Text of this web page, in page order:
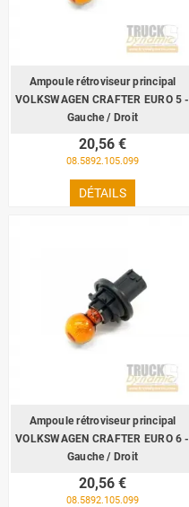
Ampoule rétroviseur principal
VOLKSWAGEN CRAFTER EURO 5 -
Gauche / Droit
20,56 €
08.5892.105.099
DÉTAILS
Ampoule rétroviseur principal
VOLKSWAGEN CRAFTER EURO 6 -
Gauche / Droit
20,56 €
08.5892.105.099